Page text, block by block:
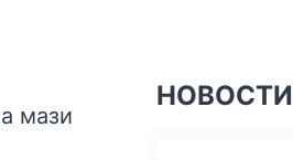
НОВОСТИ